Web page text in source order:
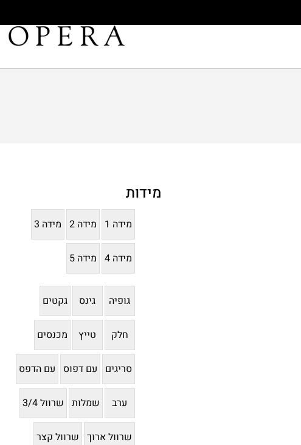
מידות
מידה 1 מידה 2 מידה 3
מידה 4 מידה 5
גופיה גינס גקטים
חלק טייץ מכנסים
סריגים עם דפוס עם הדפס
ערב שמלות שרוול 3/4
שרוול ארוך שרוול קצר